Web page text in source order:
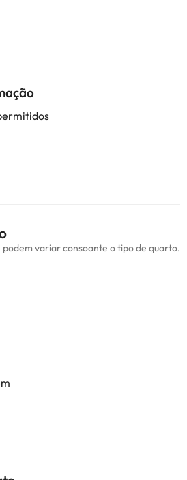
podem variar consoante o tipo de quarto.